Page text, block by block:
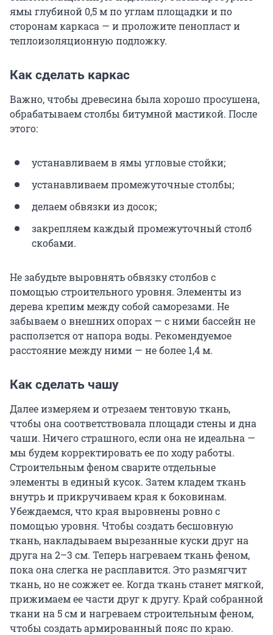
ямы глубиной 0,5 м по углам площадки и по
сторонам каркаса — и проложите пенопласт и
теплоизоляционную подложку.
Как сделать каркас
Важно, чтобы древесина была хорошо просушена,
обрабатываем столбы битумной мастикой. После
этого:
устанавливаем в ямы угловые стойки;
устанавливаем промежуточные столбы;
делаем обвязки из досок;
закрепляем каждый промежуточный столб
скобами.
Не забудьте выровнять обвязку столбов с
помощью строительного уровня. Элементы из
дерева крепим между собой саморезами. Не
забываем о внешних опорах — с ними бассейн не
расползется от напора воды. Рекомендуемое
расстояние между ними — не более 1,4 м.
Как сделать чашу
Далее измеряем и отрезаем тентовую ткань,
чтобы она соответствовала площади стены и дна
чаши. Ничего страшного, если она не идеальна —
мы будем корректировать ее по ходу работы.
Строительным феном сварите отдельные
элементы в единый кусок. Затем кладем ткань
внутрь и прикручиваем края к боковинам.
Убеждаемся, что края выровнены ровно с
помощью уровня. Чтобы создать бесшовную
ткань, накладываем вырезанные куски друг на
друга на 2–3 см. Теперь нагреваем ткань феном,
пока она слегка не расплавится. Это размягчит
ткань, но не сожжет ее. Когда ткань станет мягкой,
прижимаем ее части друг к другу. Край собранной
ткани на 5 см и нагреваем строительным феном,
чтобы создать армированный пояс по краю.